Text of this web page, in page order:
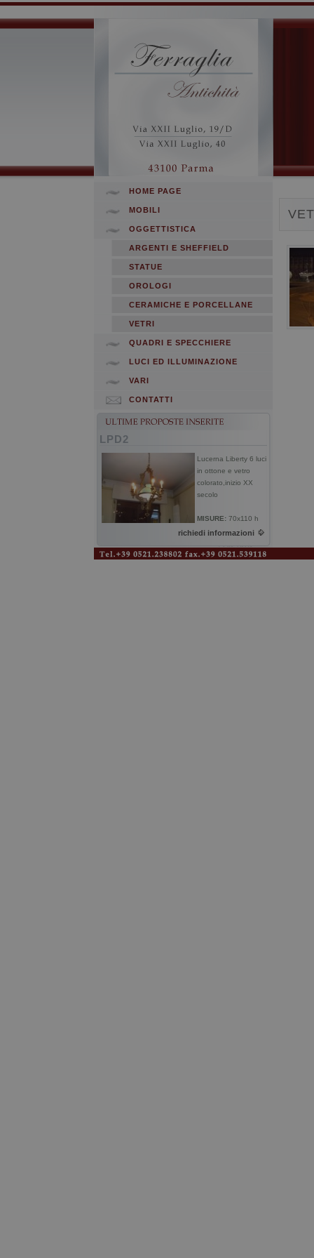
HOME PAGE
MOBILI
OGGETTISTICA
ARGENTI E SHEFFIELD
STATUE
OROLOGI
CERAMICHE E PORCELLANE
VETRI
QUADRI E SPECCHIERE
LUCI ED ILLUMINAZIONE
VARI
CONTATTI
LPD2
Lucerna Liberty 6 luci
in ottone e vetro
colorato,inizio XX
secolo
MISURE: 70x110 h
richiedi informazioni